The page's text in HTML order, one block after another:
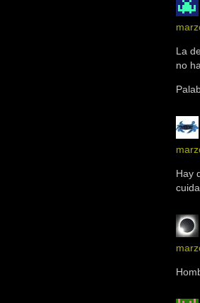
La
no
Hay